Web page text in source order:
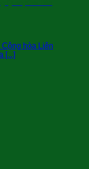
hòa Liên
[...]